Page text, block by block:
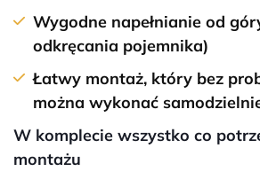
Wygodne napełnianie od
odkręcania pojemnika)
Łatwy montaż, który bez
można wykonać
W komplecie wszystko co
montażu